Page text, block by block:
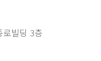
빌딩 3층